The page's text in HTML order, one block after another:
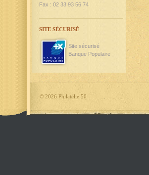
Fax : 02 33 93 56 74
SITE SÉCURISÉ
Site sécurisé
Banque Populaire
© 2026 Philatélie 50